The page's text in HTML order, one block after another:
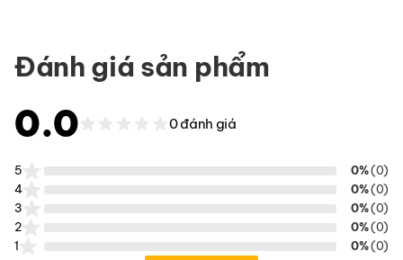
Đánh giá sản phẩm
0.0 0 đánh giá
5 0%(0)
4
0%(0)
3
0%(0)
2
0%(0)
1
0%(0)